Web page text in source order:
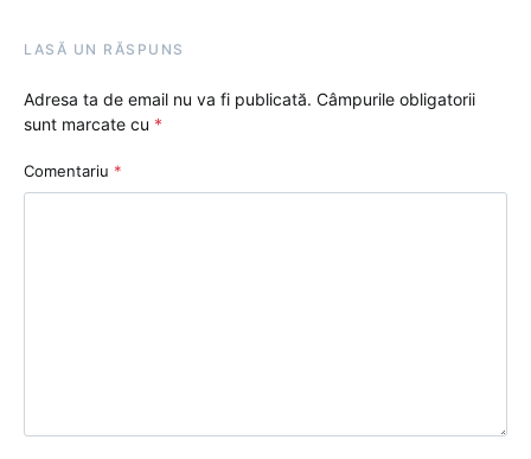
LASĂ UN RĂSPUNS
Adresa ta de email nu va fi publicată. Câmpurile obligatorii
sunt marcate cu *
Comentariu *